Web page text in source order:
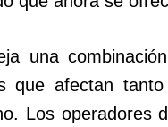
una
que afectan
Los operadores